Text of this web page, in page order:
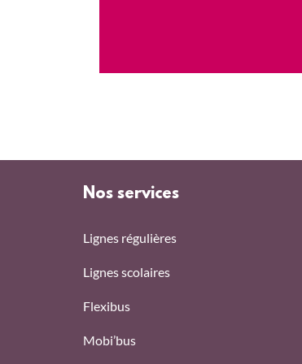
Nos services
Lignes régulières
Lignes scolaires
Flexibus
Mobi’bus